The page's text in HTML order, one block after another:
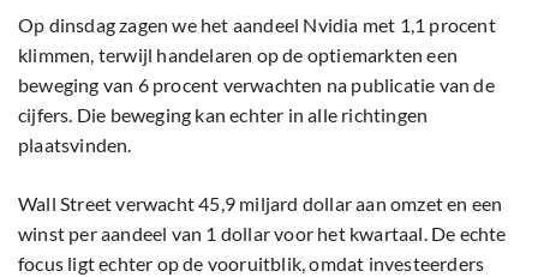
Op dinsdag zagen we het aandeel Nvidia met 1,1 procent
klimmen, terwijl handelaren op de optiemarkten een
beweging van 6 procent verwachten na publicatie van de
cijfers. Die beweging kan echter in alle richtingen
plaatsvinden.
Wall Street verwacht 45,9 miljard dollar aan omzet en een
winst per aandeel van 1 dollar voor het kwartaal. De echte
focus ligt echter op de vooruitblik, omdat investeerders